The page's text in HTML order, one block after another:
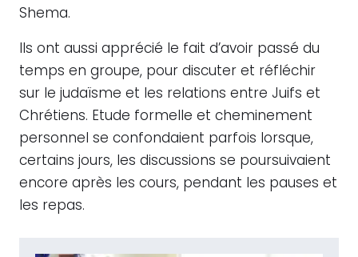
Shema.
Ils ont aussi apprécié le fait d’avoir passé du
temps en groupe, pour discuter et réfléchir
sur le judaïsme et les relations entre Juifs et
Chrétiens. Etude formelle et cheminement
personnel se confondaient parfois lorsque,
certains jours, les discussions se poursuivaient
encore après les cours, pendant les pauses et
les repas.